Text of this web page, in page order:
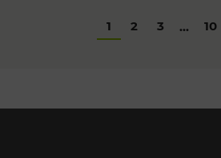
1 2 3 ... 10